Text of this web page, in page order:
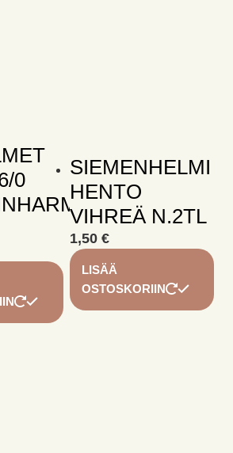
0
SIEMENHELMI
HENTO
VIHREÄ N.2TL
1,50 €
LISÄÄ
OSTOSKORIIN